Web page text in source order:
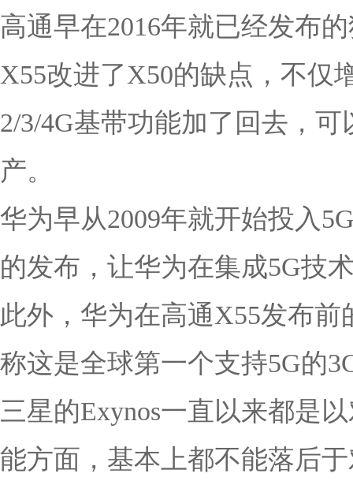
高通早在2016年就已经发布
X55改进了X50的缺点，不仅
2/3/4G基带功能加了回去，
产。
华为早从2009年就开始投入
的发布，让华为在集成5G技
此外，华为在高通X55发布
称这是全球第一个支持5G的
三星的Exynos一直以来都是
能方面，基本上都不能落后